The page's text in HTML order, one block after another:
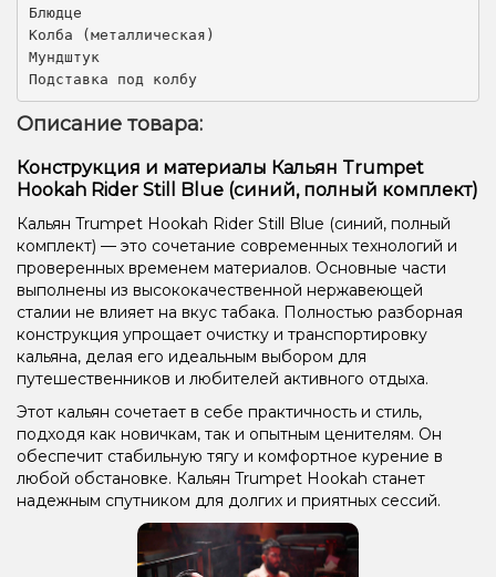
Блюдце
Колба (металлическая)
Мундштук
Подставка под колбу
Описание товара:
Конструкция и материалы Кальян Trumpet
Hookah Rider Still Blue (синий, полный комплект)
Кальян Trumpet Hookah Rider Still Blue (синий, полный
комплект) — это сочетание современных технологий и
проверенных временем материалов. Основные части
выполнены из высококачественной нержавеющей
сталии не влияет на вкус табака. Полностью разборная
конструкция упрощает очистку и транспортировку
кальяна, делая его идеальным выбором для
путешественников и любителей активного отдыха.
Этот кальян сочетает в себе практичность и стиль,
подходя как новичкам, так и опытным ценителям. Он
обеспечит стабильную тягу и комфортное курение в
любой обстановке. Кальян Trumpet Hookah станет
надежным спутником для долгих и приятных сессий.